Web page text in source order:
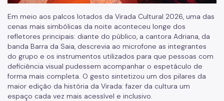
Em meio aos palcos lotados da Virada Cultural 2026, uma das
cenas mais simbólicas da noite aconteceu longe dos
refletores principais: diante do público, a cantora Adriana, da
banda Barra da Saia, descrevia ao microfone as integrantes
do grupo e os instrumentos utilizados para que pessoas com
deficiência visual pudessem acompanhar o espetáculo de
forma mais completa. O gesto sintetizou um dos pilares da
maior edição da história da Virada: fazer da cultura um
espaço cada vez mais acessível e inclusivo.